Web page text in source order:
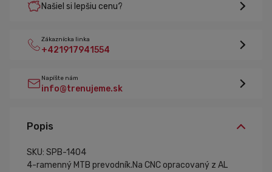
Našiel si lepšiu cenu?
Zákaznícka linka
+421917941554
Napíšte nám
info@trenujeme.sk
Popis
SKU: SPB-1404
4-ramenný MTB prevodník.Na CNC opracovaný z AL